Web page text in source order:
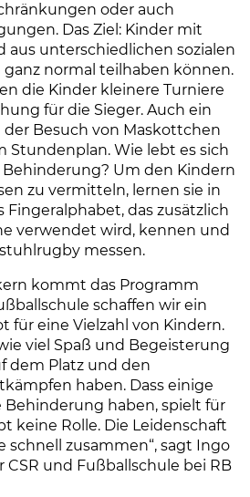
oder auch
Das Ziel: Kinder mit
aus unterschiedlichen sozialen
ganz normal teilhaben können.
die Kinder kleinere Turniere
für die Sieger. Auch ein
Besuch von Maskottchen
Stundenplan. Wie lebt es sich
Um den Kindern
zu vermitteln, lernen sie in
Fingeralphabet, das zusätzlich
verwendet wird, kennen und
messen.
kommt das Programm
schaffen wir ein
für eine Vielzahl von Kindern.
viel Spaß und Begeisterung
dem Platz und den
haben. Dass einige
Behinderung haben, spielt für
keine Rolle. Die Leidenschaft
schnell zusammen“, sagt Ingo
CSR und Fußballschule bei RB